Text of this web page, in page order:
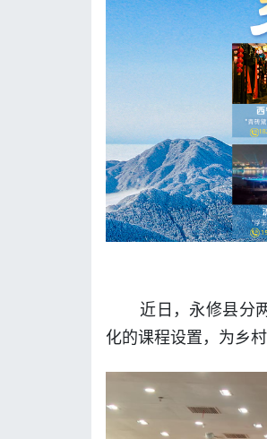
近日，永修县分
化的课程设置，为乡